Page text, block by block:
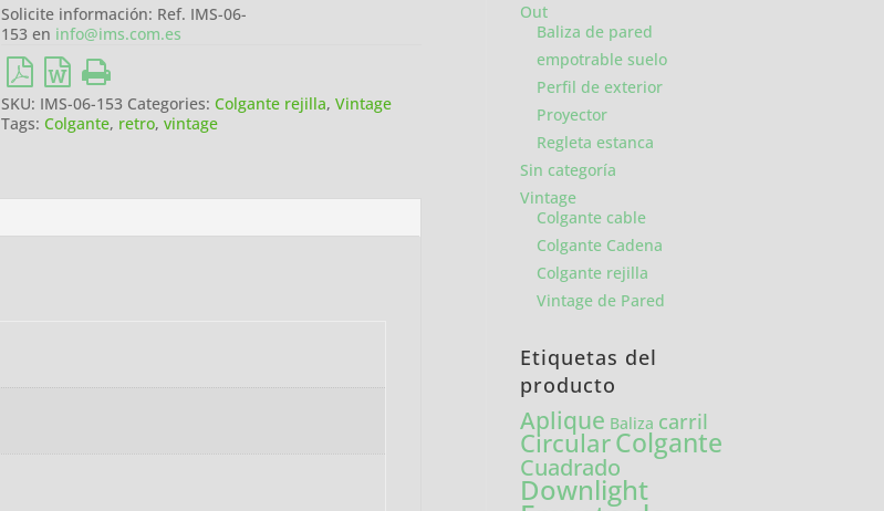
Solicite información: Ref. IMS-06-
153 en info@ims.com.es
SKU: IMS-06-153 Categories:Colgante rejilla,Vintage
Tags:Colgante, retro,vintage
Out
Baliza de pared
empotrable suelo
Perfil de exterior
Proyector
Regleta estanca
Sin categoría
Vintage
Colgante cable
Colgante Cadena
Colgante rejilla
Vintage de Pared
Etiquetas del
producto
Aplique Baliza carril
CircularColgante
Cuadrado
Downlight